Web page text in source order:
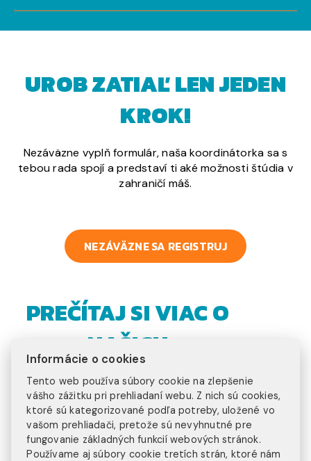
UROB ZATIAĽ LEN JEDEN
KROK!
Nezáväzne vyplň formulár, naša koordinátorka sa s
tebou rada spojí a predstaví ti aké možnosti štúdia v
zahraničí máš.
NEZÁVÄZNE SA REGISTRUJ
PREČÍTAJ SI VIAC O
NAŠICH
PROGRAMOCH:
Informácie o cookies
Tento web používa súbory cookie na zlepšenie
vášho zážitku pri prehliadaní webu. Z nich sú cookies,
ktoré sú kategorizované podľa potreby, uložené vo
vašom prehliadači, pretože sú nevyhnutné pre
fungovanie základných funkcií webových stránok.
Používame aj súbory cookie tretích strán, ktoré nám